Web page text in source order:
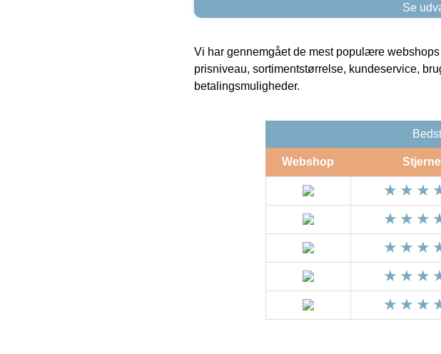
Se
Vi har gennemgået de mest populære
prisniveau, sortimentstørrelse, kundeservice,
betalingsmuligheder.
Webshop